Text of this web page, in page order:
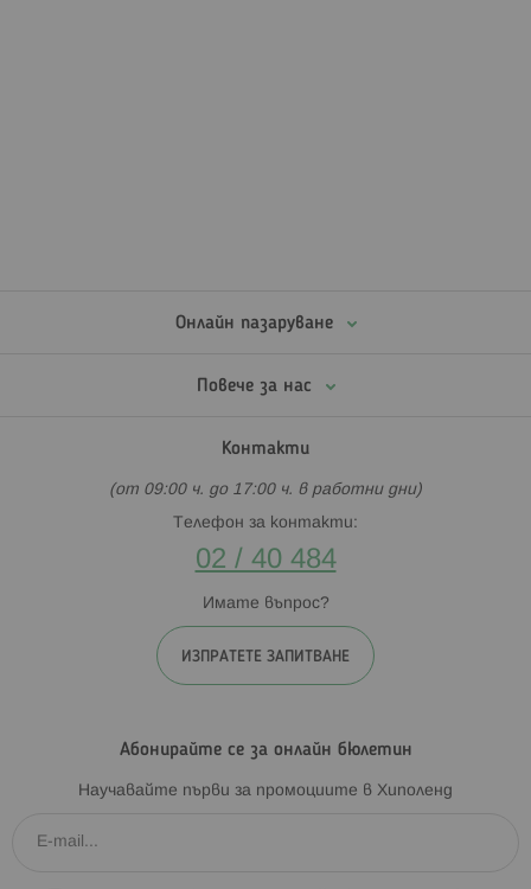
Онлайн пазаруване
Повече за нас
Контакти
(от 09:00 ч. до 17:00 ч. в работни дни)
Телефон за контакти:
02 / 40 484
Имате въпрос?
ИЗПРАТЕТЕ ЗАПИТВАНЕ
Абонирайте се за онлайн бюлетин
Научавайте първи за промоциите в Хиполенд